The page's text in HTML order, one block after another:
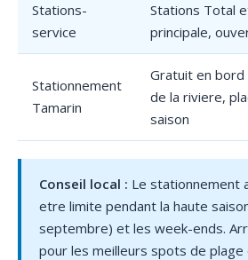
Stations-
service
Stations Total
principale,
Stationnement
Tamarin
Gratuit en
de la riviere,
saison
Conseil local : Le stationnement
etre limite pendant la haute
septembre) et les week-ends.
pour les meilleurs spots de plage